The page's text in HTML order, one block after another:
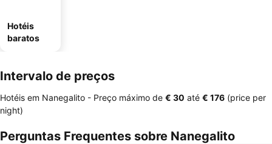
Hotéis
baratos
Intervalo de preços
Hotéis em Nanegalito - Preço máximo de ‎€ 30 até ‎€ 176 (price per
night)
Perguntas Frequentes sobre Nanegalito